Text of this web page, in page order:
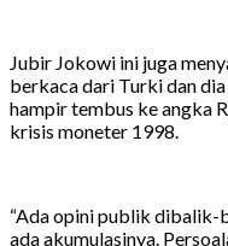
Jubir Jokowi ini juga
berkaca dari Turki dan
hampir tembus ke angka
krisis moneter 1998.
“Ada opini publik dibalik-
ada akumulasinya.